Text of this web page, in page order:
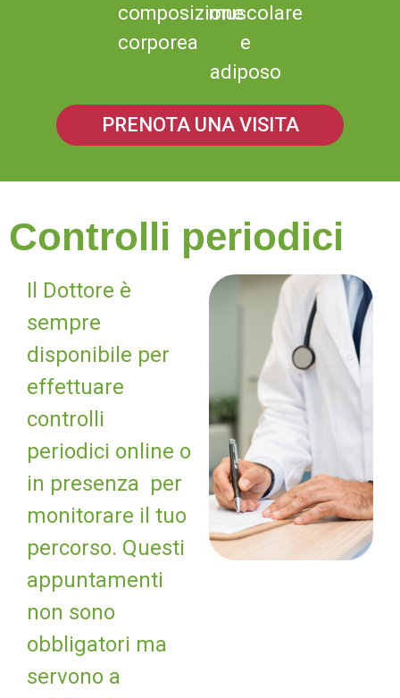
composizione
corporea
muscolare
e
adiposo
PRENOTA UNA VISITA
Controlli periodici
Il Dottore è
sempre
disponibile per
effettuare
controlli
periodici online o
in presenza per
monitorare il tuo
percorso. Questi
appuntamenti
non sono
obbligatori ma
servono a